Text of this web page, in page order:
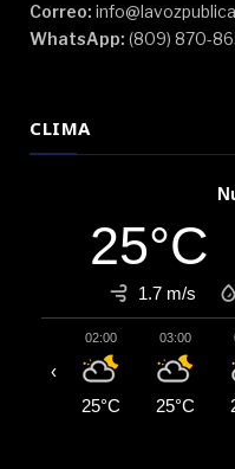
Correo:
WhatsApp: (809) 870-
CLIMA
25°C
1.7 m/s
02:00
25°C
03:00
25°C
‹